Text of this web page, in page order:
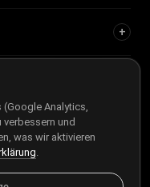
+
+
Analytics,
verbessern und
was wir aktivieren
.